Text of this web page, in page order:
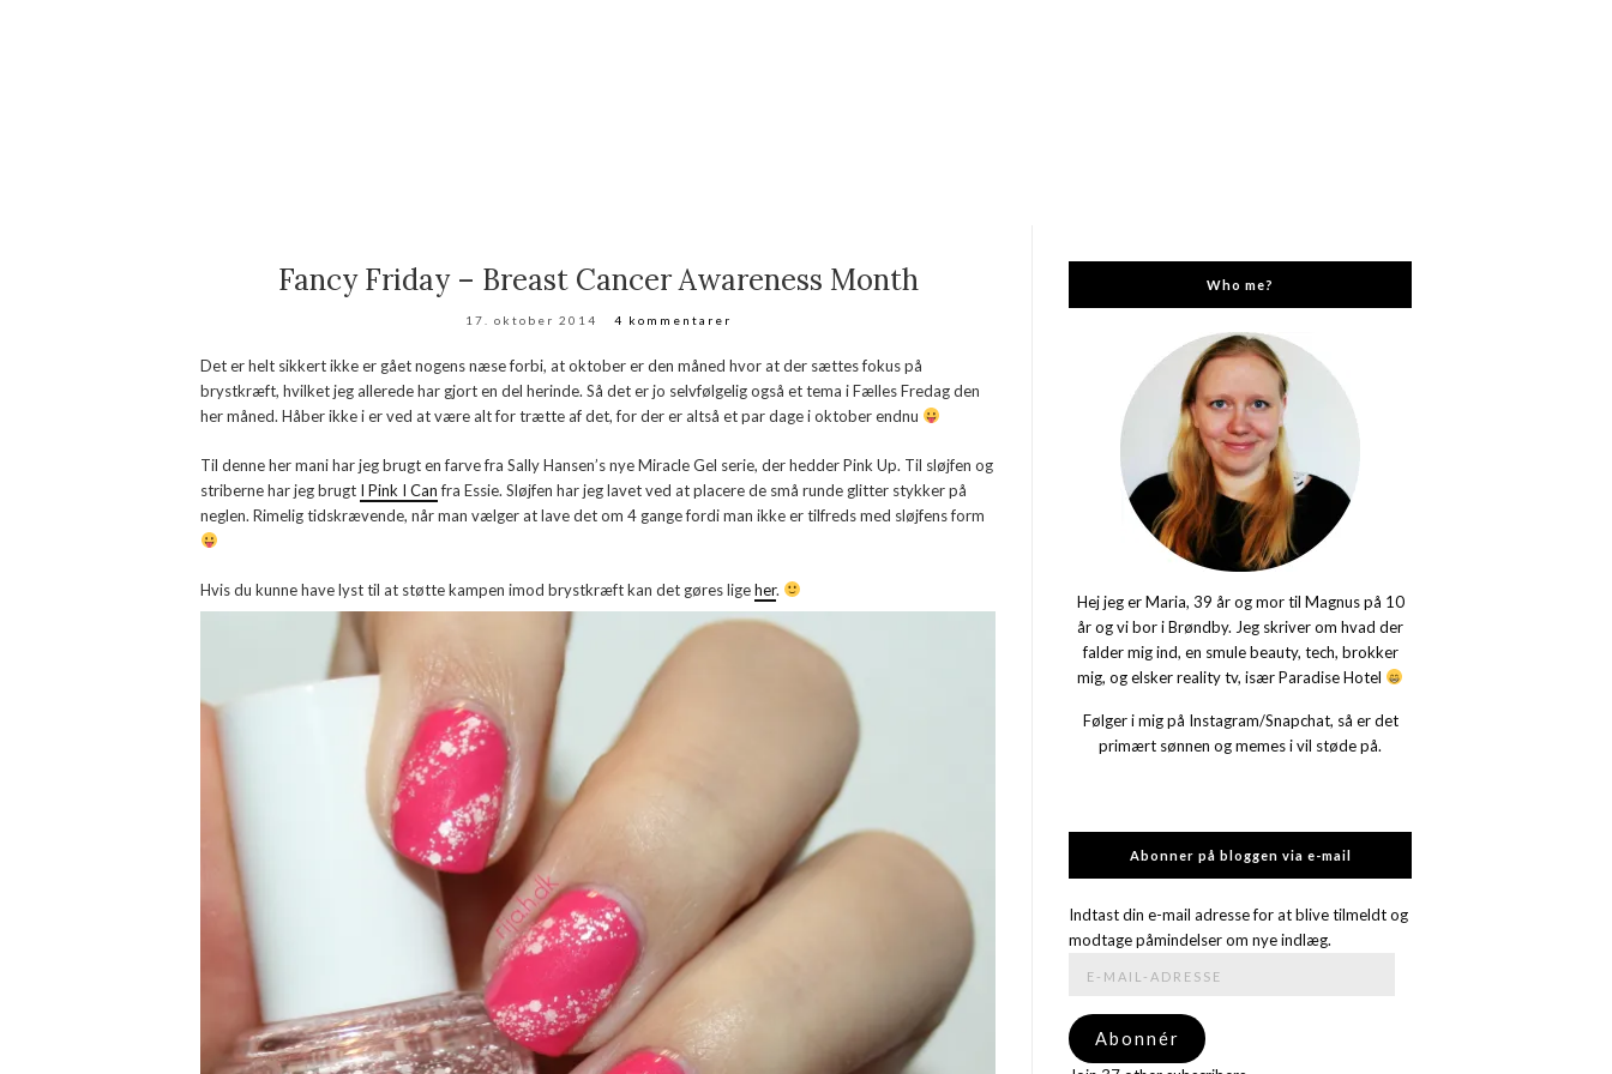
Fancy Friday – Breast Cancer Awareness Month
17. oktober 2014 4 kommentarer
Det er helt sikkert ikke er gået nogens næse forbi, at oktober er den måned hvor at der sættes fokus på
brystkræft, hvilket jeg allerede har gjort en del herinde. Så det er jo selvfølgelig også et tema i Fælles Fredag den
her måned. Håber ikke i er ved at være alt for trætte af det, for der er altså et par dage i oktober endnu
Til denne her mani har jeg brugt en farve fra Sally Hansen’s nye Miracle Gel serie, der hedder Pink Up. Til sløjfen og
striberne har jeg brugt I Pink I Canfra Essie. Sløjfen har jeg lavet ved at placere de små runde glitter stykker på
neglen. Rimelig tidskrævende, når man vælger at lave det om 4 gange fordi man ikke er tilfreds med sløjfens form
Hvis du kunne have lyst til at støtte kampen imod brystkræft kan det gøres ligeher.
Who me?
Hej jeg er Maria, 39 år og mor til Magnus på 10
år og vi bor i Brøndby. Jeg skriver om hvad der
falder mig ind, en smule beauty, tech, brokker
mig, og elsker reality tv, især Paradise Hotel
Følger i mig på Instagram/Snapchat, så er det
primært sønnen og memes i vil støde på.
Abonner på bloggen via e-mail
Indtast din e-mail adresse for at blive tilmeldt og
modtage påmindelser om nye indlæg.
adresse
Abonnér